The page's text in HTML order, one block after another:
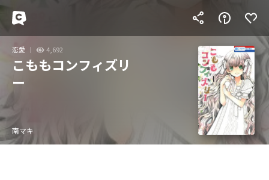
恋愛 4,692
こももコンフィズリ
ー
南マキ